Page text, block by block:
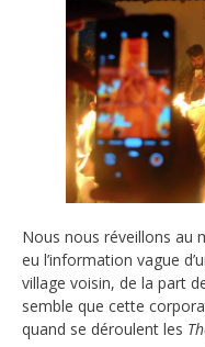
Nous nous réveillons au
eu l’information vague
village voisin, de la part
semble que cette
quand se déroulent les